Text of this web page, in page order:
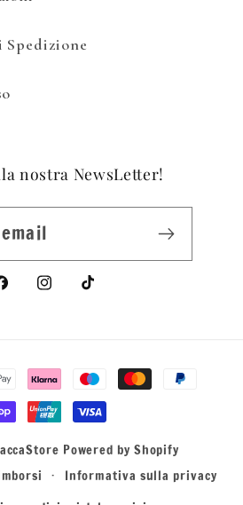
nostra NewsLetter!
InstagramTikTok
Powered by Shopify
Informativa sulla privacy